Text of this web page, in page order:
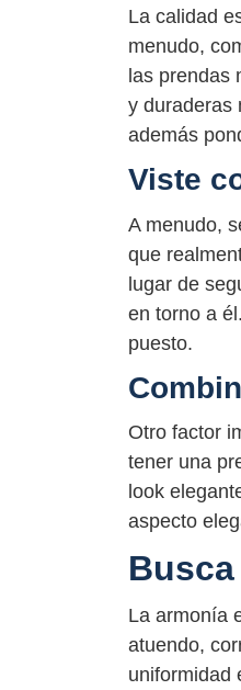
La calidad
menudo,
las prendas
y duraderas
además
Viste
A menudo,
que
lugar de
en torno a
puesto.
Otro factor
tener una
look
aspecto
La armonía
atuendo,
uniformidad